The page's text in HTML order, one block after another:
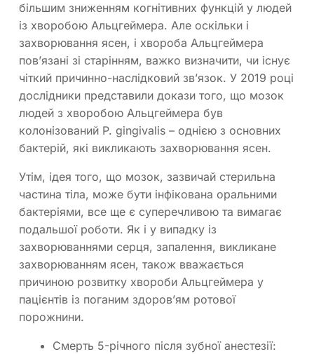
більшим зниженням когнітивних функцій у людей
із хворобою Альцгеймера. Але оскільки і
захворювання ясен, і хвороба Альцгеймера
пов’язані зі старінням, важко визначити, чи існує
чіткий причинно-наслідковий зв’язок. У 2019 році
дослідники представили докази того, що мозок
людей з хворобою Альцгеймера був
колонізований P. gingivalis – однією з основних
бактерій, які викликають захворювання ясен.
Утім, ідея того, що мозок, зазвичай стерильна
частина тіла, може бути інфікована оральними
бактеріями, все ще є суперечливою та вимагає
подальшої роботи. Як і у випадку із
захворюваннями серця, запалення, викликане
захворюванням ясен, також вважається
причиною розвитку хвороби Альцгеймера у
пацієнтів із поганим здоров’ям ротової
порожнини.
Смерть 5-річного після зубної анестезії: